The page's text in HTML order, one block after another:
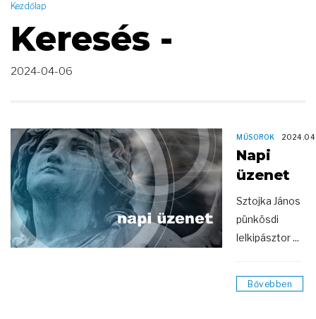
Kezdőlap
Keresés -
2024-04-06
MŰSOROK
Napi
üzenet
Sztojka János
pünkösdi
lelkipásztor ...
Bővebben